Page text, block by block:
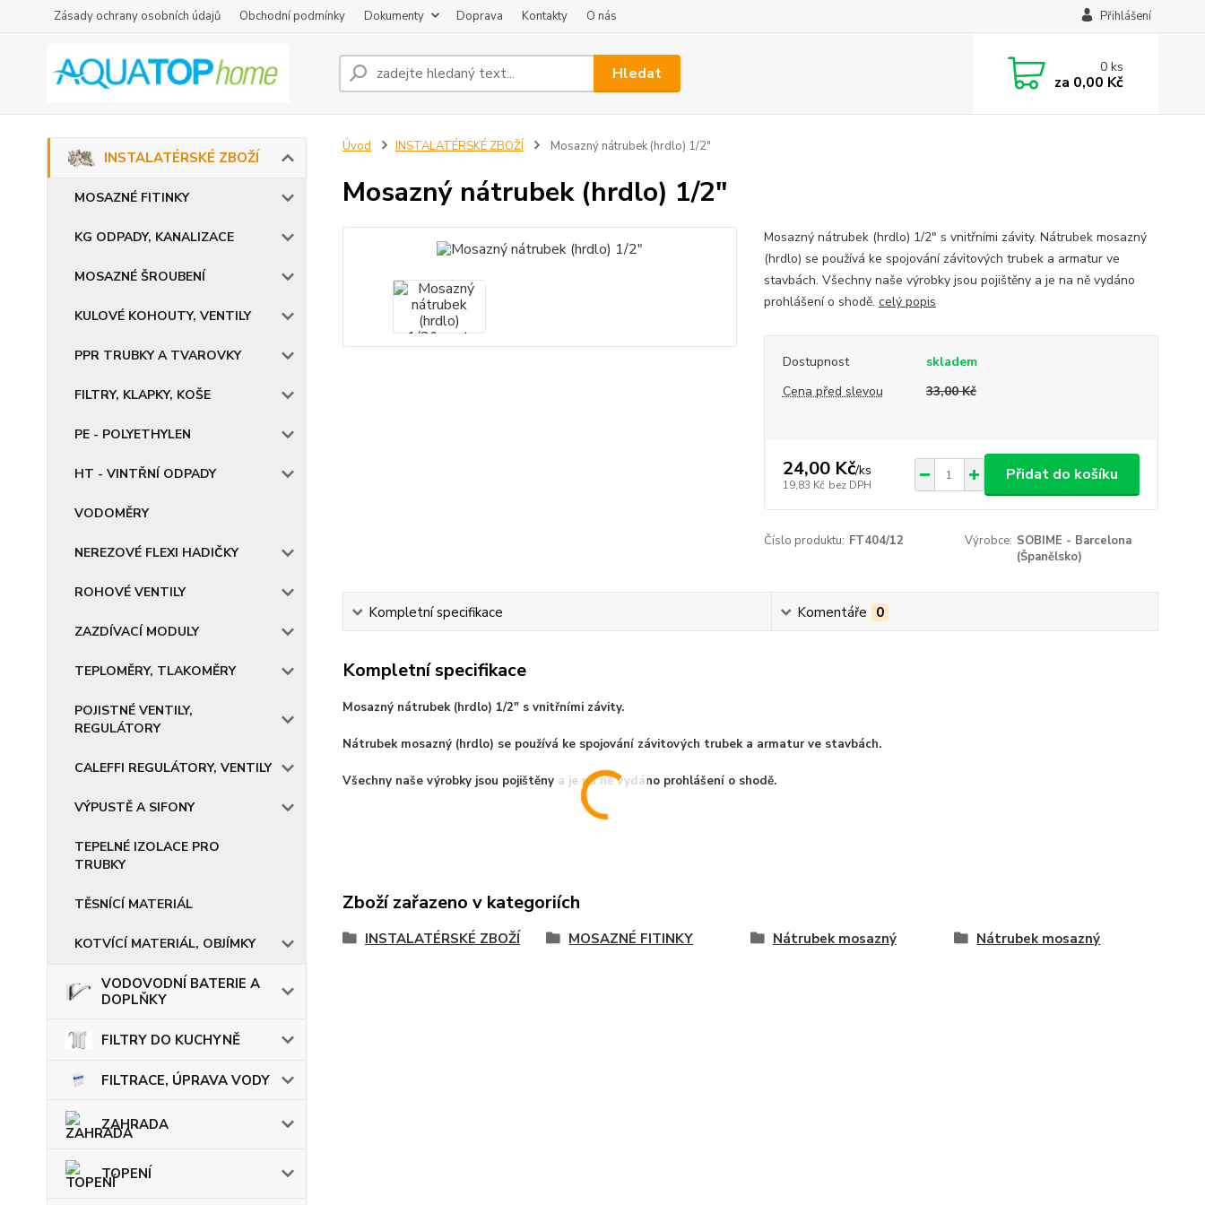
Zásady ochrany osobních údajů Obchodní podmínky Dokumenty Doprava Kontakty O nás Přihlášení
Hledat 0ks
za 0,00 Kč
INSTALATÉRSKÉ ZBOŽÍ
MOSAZNÉ FITINKY
KG ODPADY, KANALIZACE
MOSAZNÉ ŠROUBENÍ
KULOVÉ KOHOUTY, VENTILY
PPR TRUBKY A TVAROVKY
FILTRY, KLAPKY, KOŠE
PE - POLYETHYLEN
HT - VINTŘNÍ ODPADY
VODOMĚRY
NEREZOVÉ FLEXI HADIČKY
ROHOVÉ VENTILY
ZAZDÍVACÍ MODULY
TEPLOMĚRY, TLAKOMĚRY
POJISTNÉ VENTILY,
REGULÁTORY
CALEFFI REGULÁTORY, VENTILY
VÝPUSTĚ A SIFONY
TEPELNÉ IZOLACE PRO
TRUBKY
TĚSNÍCÍ MATERIÁL
KOTVÍCÍ MATERIÁL, OBJÍMKY
VODOVODNÍ BATERIE A
DOPLŇKY
FILTRY DO KUCHYNĚ
FILTRACE, ÚPRAVA VODY
ZAHRADA
TOPENÍ
Úvod INSTALATÉRSKÉ ZBOŽÍ Mosazný nátrubek (hrdlo) 1/2"
Mosazný nátrubek (hrdlo) 1/2"
Mosazný nátrubek (hrdlo) 1/2" s vnitřními závity. Nátrubek mosazný
(hrdlo) se používá ke spojování závitových trubek a armatur ve
stavbách. Všechny naše výrobky jsou pojištěny a je na ně vydáno
prohlášení o shodě. celý popis
Dostupnost
skladem
Cena před slevou
33,00 Kč
24,00 Kč/ks
19,83 Kč bez DPH
Přidat do košíku
Číslo produktu: FT404/12 Výrobce: SOBIME - Barcelona
(Španělsko)
Kompletní specifikace Komentáře 0
Kompletní specifikace
Mosazný nátrubek (hrdlo) 1/2" s vnitřními závity.
Nátrubek mosazný (hrdlo) se používá ke spojování závitových trubek a armatur ve stavbách.
Všechny naše výrobky jsou pojištěny a je na ně vydáno prohlášení o shodě.
Zboží zařazeno v kategoriích
INSTALATÉRSKÉ ZBOŽÍ MOSAZNÉ FITINKY Nátrubek mosazný Nátrubek mosazný